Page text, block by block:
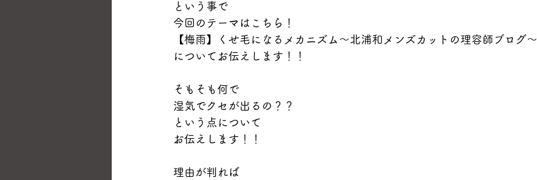
という事で
今回のテーマはこちら！
【梅雨】くせ毛になるメカニズム～北浦和メンズカットの理容師ブログ～
についてお伝えします！！
そもそも何で
湿気でクセが出るの？？
という点について
お伝えします！！
理由が判れば